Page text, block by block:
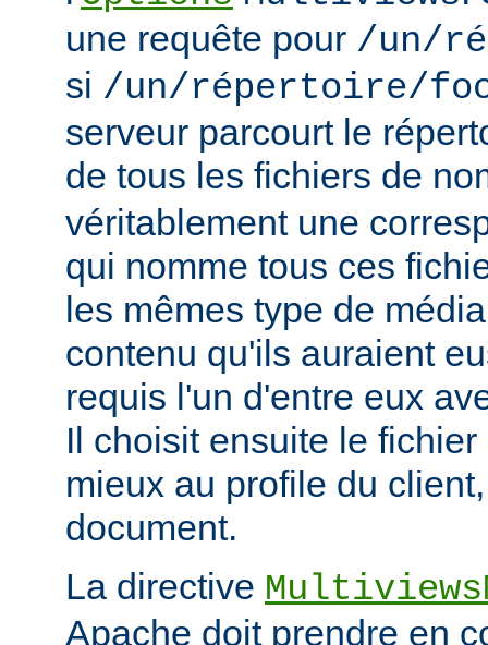
une requête pour /un/
si /un/répertoire/
serveur parcourt le
de tous les fichiers de
véritablement une
qui nomme tous ces
les mêmes type de
contenu qu'ils auraient
requis l'un d'entre eux
Il choisit ensuite le
mieux au profile du
document.
La directive
Apache doit prendre en